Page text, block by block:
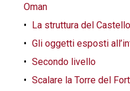
Oman
La struttura del
Gli oggetti esposti
Secondo livello
Scalare la Torre del